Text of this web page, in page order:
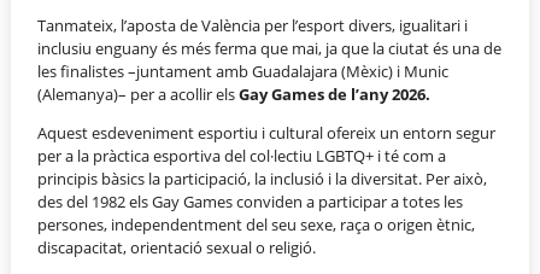
Tanmateix, l’aposta de València per l’esport divers, igualitari i
inclusiu enguany és més ferma que mai, ja que la ciutat és una de
les finalistes –juntament amb Guadalajara (Mèxic) i Munic
(Alemanya)– per a acollir elsGay Games de l’any 2026.
Aquest esdeveniment esportiu i cultural ofereix un entorn segur
per a la pràctica esportiva del col·lectiu LGBTQ+ i té com a
principis bàsics la participació, la inclusió i la diversitat. Per això,
des del 1982 els Gay Games conviden a participar a totes les
persones, independentment del seu sexe, raça o origen ètnic,
discapacitat, orientació sexual o religió.